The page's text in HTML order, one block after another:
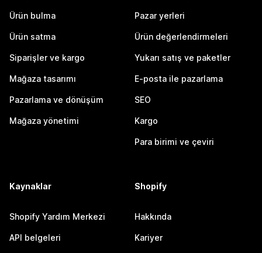
Ürün bulma
Ürün satma
Siparişler ve kargo
Mağaza tasarımı
Pazarlama ve dönüşüm
Mağaza yönetimi
Pazar yerleri
Ürün değerlendirmeleri
Yukarı satış ve paketler
E-posta ile pazarlama
SEO
Kargo
Para birimi ve çeviri
Kaynaklar
Shopify Yardım Merkezi
API belgeleri
Shopify
Hakkında
Kariyer